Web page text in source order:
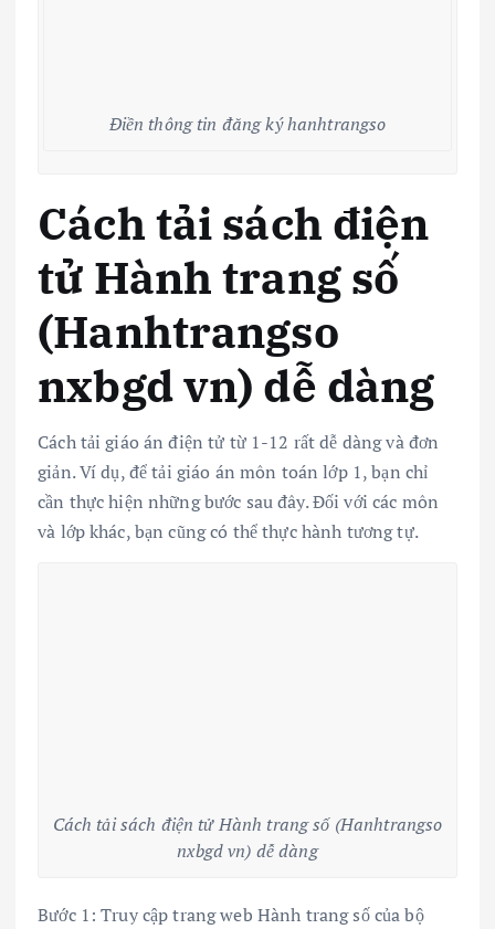
Điền thông tin đăng ký hanhtrangso
Cách tải sách điện
tử Hành trang số
(Hanhtrangso
nxbgd vn) dễ dàng
Cách tải giáo án điện tử từ 1-12 rất dễ dàng và đơn
giản. Ví dụ, để tải giáo án môn toán lớp 1, bạn chỉ
cần thực hiện những bước sau đây. Đối với các môn
và lớp khác, bạn cũng có thể thực hành tương tự.
Cách tải sách điện tử Hành trang số (Hanhtrangso
nxbgd vn) dễ dàng
Bước 1: Truy cập trang web Hành trang số của bộ